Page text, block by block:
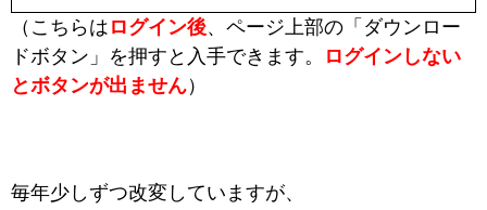
（こちらは ログイン後、ページ上部の「ダウンロー
ドボタン」を押すと入手できます。
ログインしない
とボタンが出ません）
毎年少しずつ改変していますが、